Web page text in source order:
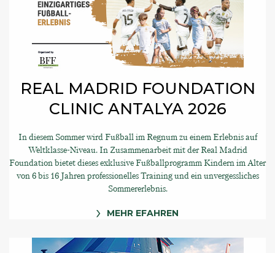
REAL MADRID FOUNDATION
CLINIC ANTALYA 2026
In diesem Sommer wird Fußball im Regnum zu einem Erlebnis auf
Weltklasse-Niveau. In Zusammenarbeit mit der Real Madrid
Foundation bietet dieses exklusive Fußballprogramm Kindern im Alter
von 6 bis 16 Jahren professionelles Training und ein unvergessliches
Sommererlebnis.
MEHR EFAHREN